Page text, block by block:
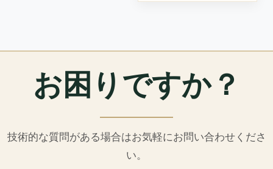
お困りですか？
技術的な質問がある場合はお気軽にお問い合わせくださ
い。